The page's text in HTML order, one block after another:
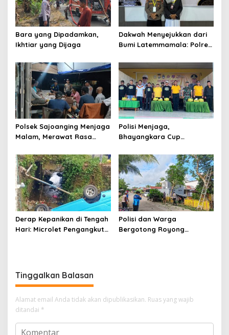
Bara yang Dipadamkan,
Ikhtiar yang Dijaga
Dakwah Menyejukkan dari
Bumi Latemmamala: Polres
Kamtibmas di Lomba Dai
Polda Sulsel
Polsek Sajoanging Menjaga
Malam, Merawat Rasa
Kehangatan Warga
Polisi Menjaga,
Bhayangkara Cup
Derap Kepanikan di Tengah
Hari: Microlet Pengangkut
Polisi dan Warga
Bergotong Royong
Tinggalkan Balasan
Alamat email Anda tidak akan dipublikasikan. Ruas yang wajib
ditandai *